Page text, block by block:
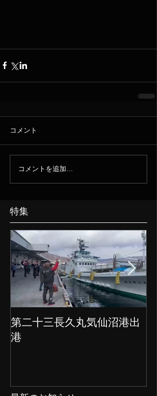
コメント
コメントを追加…
特集
第二十三長久丸気仙沼港出
港